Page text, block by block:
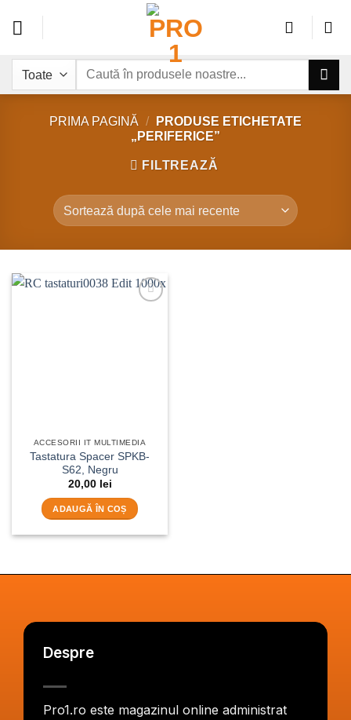
Caută
PRIMA PAGINĂ /
PRODUSE ETICHETATE
„PERIFERICE”
FILTREAZĂ
ACCESORII IT MULTIMEDIA
Tastatura Spacer SPKB-
S62, Negru
20,00 lei
ADAUGĂ ÎN COȘ
Despre
Pro1.ro este magazinul online administrat